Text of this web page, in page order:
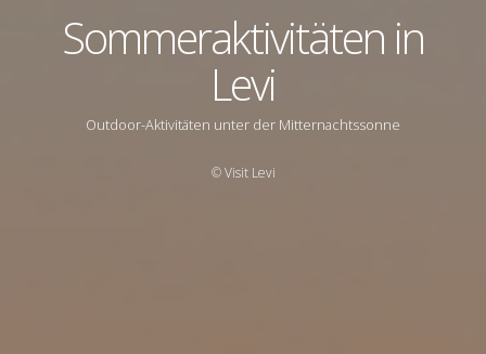
Sommeraktivitäten in
Levi
Outdoor-Aktivitäten unter der Mitternachtssonne
© Visit Levi